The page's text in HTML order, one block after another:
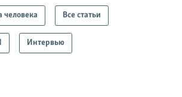
человека Все статьи
Интервью